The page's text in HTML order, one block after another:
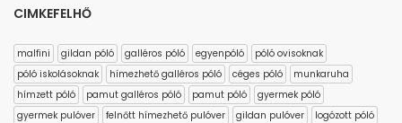
CIMKEFELHŐ
malfini gildan póló galléros póló egyenpóló
póló ovisoknak
póló iskolásoknak
hímezhető galléros póló céges póló
munkaruha
hímzett póló
pamut galléros póló pamut póló
gyermek póló
gyermek pulóver
felnőtt hímezhető pulóver gildan pulóver
logózott póló